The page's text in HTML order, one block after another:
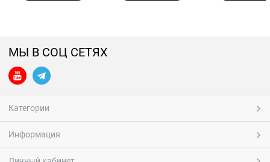
МЫ В СОЦ СЕТЯХ
Категории
Информация